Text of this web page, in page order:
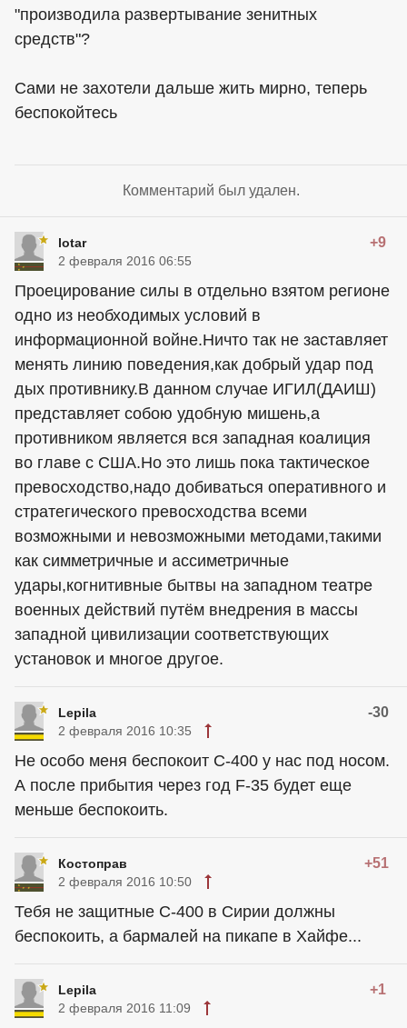
"производила развертывание зенитных
средств"?
Сами не захотели дальше жить мирно, теперь
беспокойтесь
Комментарий был удален.
lotar +9
2 февраля 2016 06:55
Проецирование силы в отдельно взятом регионе
одно из необходимых условий в
информационной войне.Ничто так не заставляет
менять линию поведения,как добрый удар под
дых противнику.В данном случае ИГИЛ(ДАИШ)
представляет собою удобную мишень,а
противником является вся западная коалиция
во главе с США.Но это лишь пока тактическое
превосходство,надо добиваться оперативного и
стратегического превосходства всеми
возможными и невозможными методами,такими
как симметричные и ассиметричные
удары,когнитивные бытвы на западном театре
военных действий путём внедрения в массы
западной цивилизации соответствующих
установок и многое другое.
Lepila -30
2 февраля 2016 10:35
Не особо меня беспокоит С-400 у нас под носом.
А после прибытия через год F-35 будет еще
меньше беспокоить.
Костоправ +51
2 февраля 2016 10:50
Тебя не защитные С-400 в Сирии должны
беспокоить, а бармалей на пикапе в Хайфе...
Lepila +1
2 февраля 2016 11:09